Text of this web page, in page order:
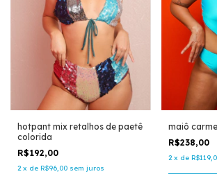
hotpant mix retalhos de paetê
colorida
R$192,00
2 x de R$96,00 sem juros
maiô
R$238,00
2 x de